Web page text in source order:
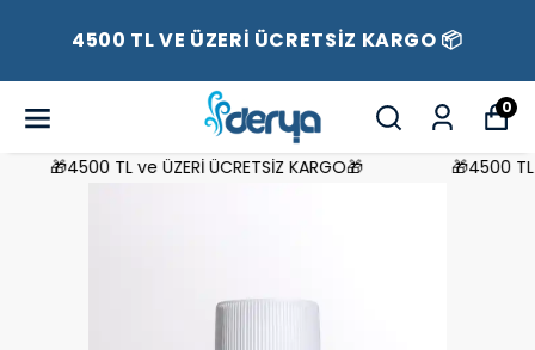
4500 TL VE ÜZERİ ÜCRETSİZ KARGO 📦
0
🎁4500 TL ve ÜZERİ ÜCRETSİZ KARGO🎁 🎁4500 TL